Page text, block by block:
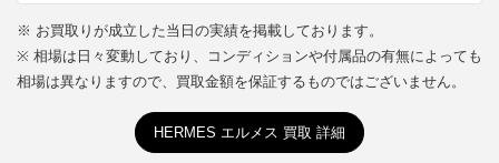
※ お買取りが成立した当日の実績を掲載しております。
※ 相場は日々変動しており、コンディションや付属品の有無によっても
相場は異なりますので、買取金額を保証するものではございません。
HERMES エルメス 買取 詳細